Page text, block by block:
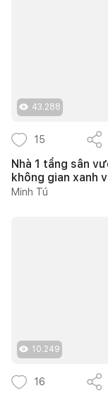
43.288
15
Nhà 1 tầng sân
không gian xanh
Minh Tú
10.249
16